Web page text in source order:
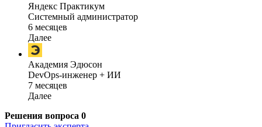
Яндекс Практикум
Системный администратор
6 месяцев
Далее
Академия Эдюсон
DevOps-инженер + ИИ
7 месяцев
Далее
Решения вопроса 0